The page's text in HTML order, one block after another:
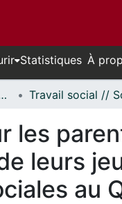
Statistiques À
// Faculty of Social Sciences
les
leurs
au